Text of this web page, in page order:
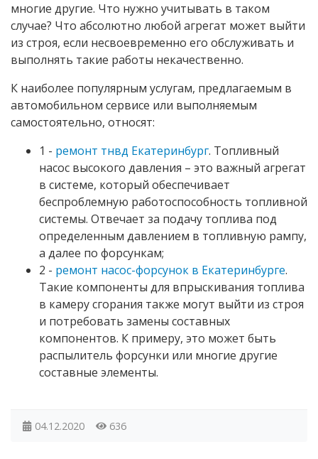
многие другие. Что нужно учитывать в таком
случае? Что абсолютно любой агрегат может выйти
из строя, если несвоевременно его обслуживать и
выполнять такие работы некачественно.
К наиболее популярным услугам, предлагаемым в
автомобильном сервисе или выполняемым
самостоятельно, относят:
1 - ремонт тнвд Екатеринбург. Топливный
насос высокого давления – это важный агрегат
в системе, который обеспечивает
беспроблемную работоспособность топливной
системы. Отвечает за подачу топлива под
определенным давлением в топливную рампу,
а далее по форсункам;
2 - ремонт насос-форсунок в Екатеринбурге.
Такие компоненты для впрыскивания топлива
в камеру сгорания также могут выйти из строя
и потребовать замены составных
компонентов. К примеру, это может быть
распылитель форсунки или многие другие
составные элементы.
04.12.2020 636